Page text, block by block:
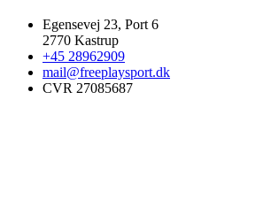
Egensevej 23, Port 6
2770 Kastrup
+45 28962909
mail@freeplaysport.dk
CVR 27085687